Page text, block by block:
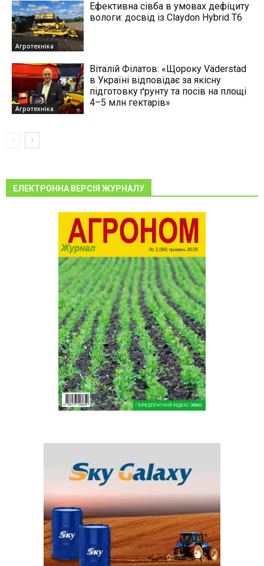
Агротехніка
Ефективна сівба в умовах дефіциту
вологи: досвід із Claydon Hybrid Т6
Агротехніка
Віталій Філатов: «Щороку Väderstad
в Україні відповідає за якісну
підготовку ґрунту та посів на площі
4–5 млн гектарів»
ЕЛЕКТРОННА ВЕРСІЯ ЖУРНАЛУ